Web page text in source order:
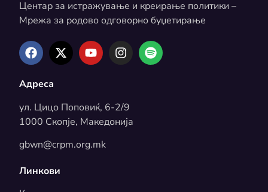
Центар за истражување и креирање политики –
Мрежа за родово одговорно буџетирање
Адреса
ул. Цицо Поповиќ, 6-2/9
1000 Скопје, Македонија
gbwn@crpm.org.mk
Линкови